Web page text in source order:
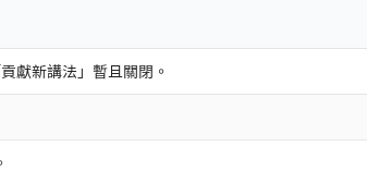
獻新講法」暫且關閉。